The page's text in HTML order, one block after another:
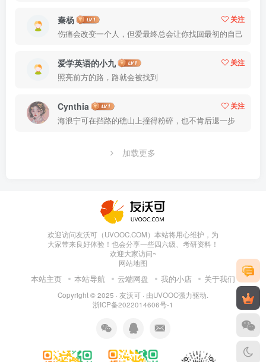
秦杨
关注
伤痛会改变一个人，但爱最终总会让你找回最初的自己
爱学英语的小九
关注
照亮前方的路，路就会被找到
Cynthia
关注
海浪宁可在挡路的礁山上撞得粉碎，也不肯后退一步
加载更多
欢迎访问友沃可（UVOOC.COM）本站将用心维护，为
大家带来良好体验！也会分享一些四六级、考研资料！
欢迎大家访问~
网站地图
本站主页 本站导航 云端网盘 我的小店 关于我们
Copyright © 2025 · 友沃可 · 由UVOOC强力驱动.
浙ICP备2022014606号-1